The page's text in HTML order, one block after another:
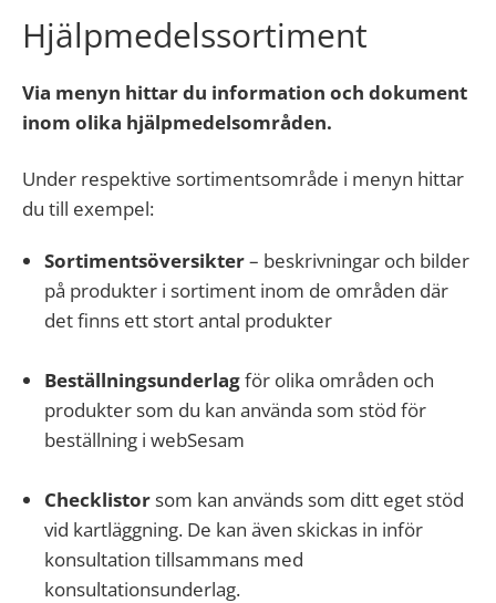
Hjälpmedelssortiment
Via menyn hittar du information och dokument
inom olika hjälpmedelsområden.
Under respektive sortimentsområde i menyn hittar
du till exempel:
Sortimentsöversikter– beskrivningar och bilder
på produkter i sortiment inom de områden där
det finns ett stort antal produkter
Beställningsunderlagför olika områden och
produkter som du kan använda som stöd för
beställning i webSesam
Checklistorsom kan används som ditt eget stöd
vid kartläggning. De kan även skickas in inför
konsultation tillsammans med
konsultationsunderlag.